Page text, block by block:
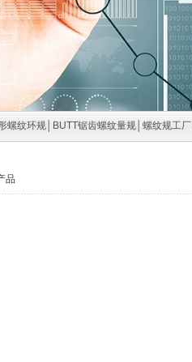
螺纹环规│BUTT锯齿螺纹量规│螺纹规工厂
品